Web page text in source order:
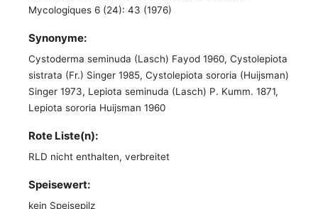
Mycologiques 6 (24): 43 (1976)
Synonyme:
Cystoderma seminuda (Lasch) Fayod 1960, Cystolepiota
sistrata (Fr.) Singer 1985, Cystolepiota sororia (Huijsman)
Singer 1973, Lepiota seminuda (Lasch) P. Kumm. 1871,
Lepiota sororia Huijsman 1960
Rote Liste(n):
RLD nicht enthalten, verbreitet
Speisewert:
kein Speisepilz